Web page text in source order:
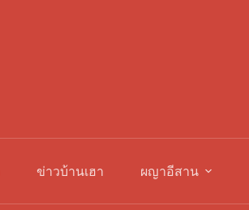
ข่าวบ้านเฮา ผญาอีสาน